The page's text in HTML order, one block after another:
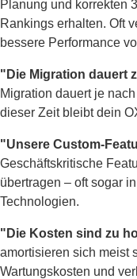
Planung und korrekten
Rankings erhalten. Oft
bessere Performance
"Die Migration dauert
Migration dauert je
dieser Zeit bleibt dein
"Unsere Custom-
Geschäftskritische
übertragen – oft sogar
Technologien.
"Die Kosten sind zu
amortisieren sich meist
Wartungskosten und